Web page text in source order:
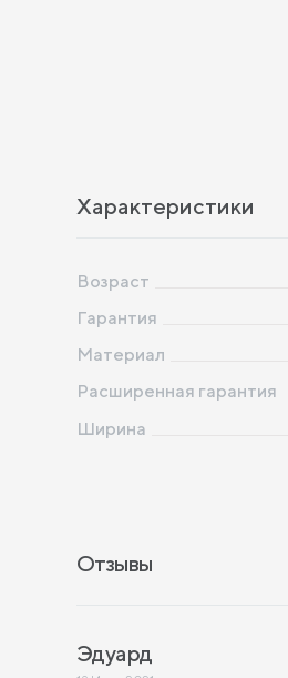
Характеристики
Возраст
Гарантия
Материал
Расширенная гарантия
Ширина
Отзывы
Эдуард